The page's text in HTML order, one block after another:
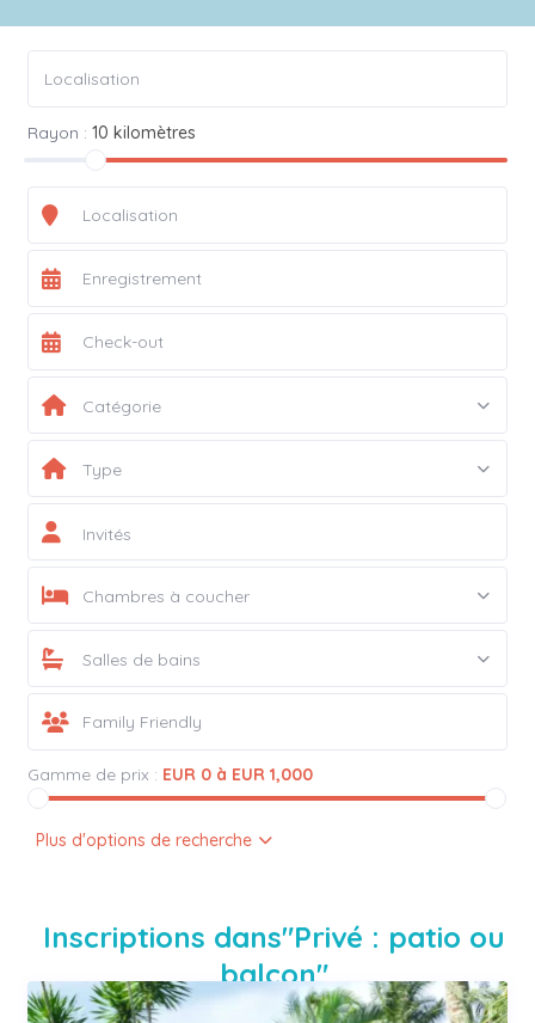
Rayon : 10 kilomètres
Catégorie
Type
Invités
Chambres à coucher
Salles de bains
Gamme de prix : EUR 0 à EUR 1,000
Plus d'options de recherche
Inscriptions dans"Privé : patio ou
balcon"